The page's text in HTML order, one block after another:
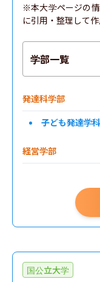
※本大学ページの
に引用・整理して作
学部一覧
発達科学部
子ども発達学科
経営学部
国公立大学